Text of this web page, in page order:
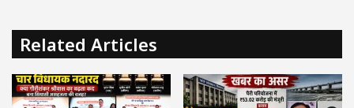
Related Articles